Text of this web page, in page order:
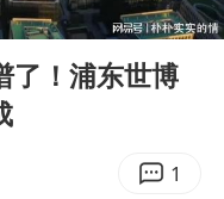
受10万获刑1年
干部带头休假
入48小时警戒线
行价格150.80元/股
05:49
了！浦东世博
1